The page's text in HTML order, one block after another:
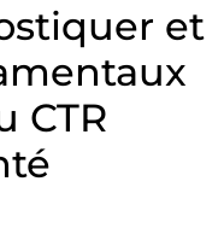
et
CTR